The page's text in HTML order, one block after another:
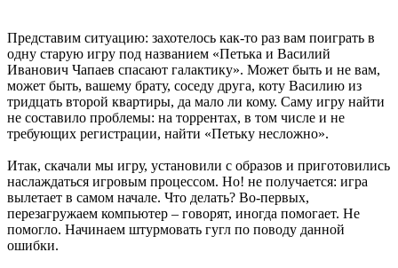
Представим ситуацию: захотелось как-то раз вам поиграть в
одну старую игру под названием «Петька и Василий
Иванович Чапаев спасают галактику». Может быть и не вам,
может быть, вашему брату, соседу друга, коту Василию из
тридцать второй квартиры, да мало ли кому. Саму игру найти
не составило проблемы: на торрентах, в том числе и не
требующих регистрации, найти «Петьку несложно».
Итак, скачали мы игру, установили с образов и приготовились
наслаждаться игровым процессом. Но! не получается: игра
вылетает в самом начале. Что делать? Во-первых,
перезагружаем компьютер – говорят, иногда помогает. Не
помогло. Начинаем штурмовать гугл по поводу данной
ошибки.